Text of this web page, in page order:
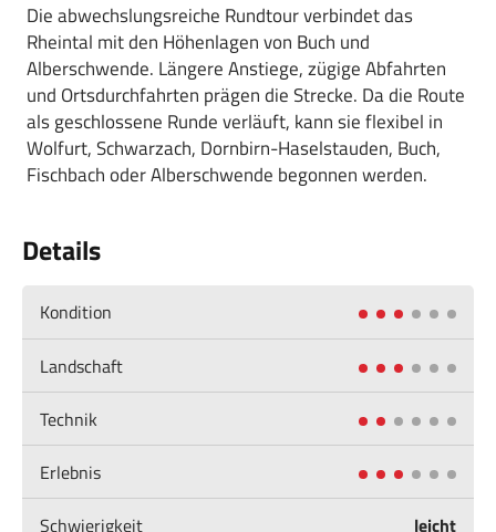
Die abwechslungsreiche Rundtour verbindet das
Rheintal mit den Höhenlagen von Buch und
Alberschwende. Längere Anstiege, zügige Abfahrten
und Ortsdurchfahrten prägen die Strecke. Da die Route
als geschlossene Runde verläuft, kann sie flexibel in
Wolfurt, Schwarzach, Dornbirn-Haselstauden, Buch,
Fischbach oder Alberschwende begonnen werden.
Details
Kondition
Landschaft
Technik
Erlebnis
Schwierigkeit
leicht